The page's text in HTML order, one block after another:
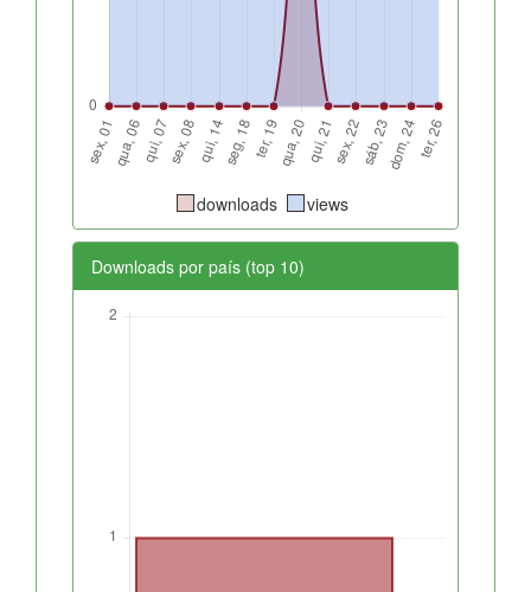
downloads views
Downloads por país (top 10)